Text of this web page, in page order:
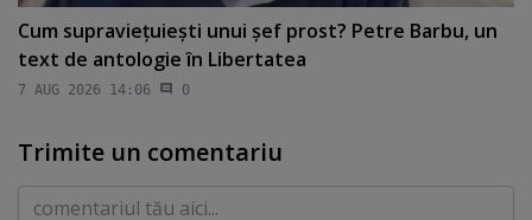
Cum supravieţuieşti unui şef prost? Petre Barbu, un
text de antologie în Libertatea
7 AUG 2026 14:06 0
Trimite un comentariu
Comentariu